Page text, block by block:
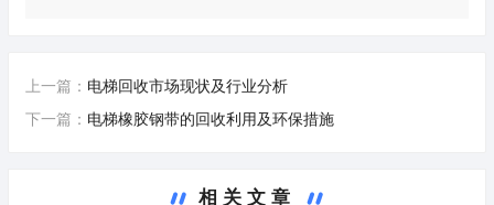
上一篇： 电梯回收市场现状及行业分析
下一篇： 电梯橡胶钢带的回收利用及环保措施
相关文章